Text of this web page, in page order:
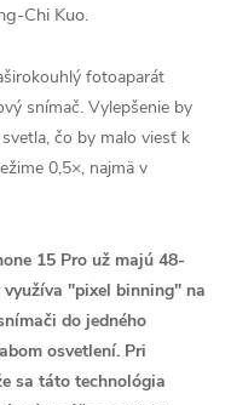
Chi Kuo.
fotoaparát
snímač. Vylepšenie by
čo by malo viesť k
0,5×, najmä v
15 Pro už majú 48-
"pixel binning" na
do jedného
osvetlení. Pri
sa táto technológia